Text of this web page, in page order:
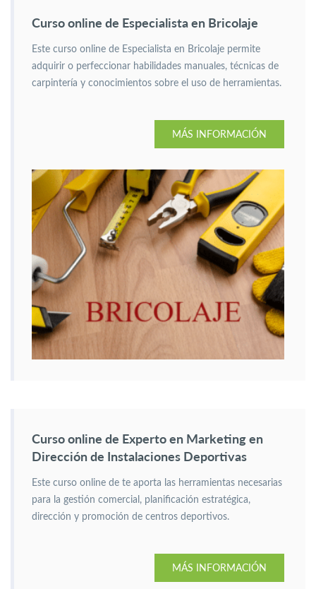
Curso online de Especialista en Bricolaje
Este curso online de Especialista en Bricolaje permite
adquirir o perfeccionar habilidades manuales, técnicas de
carpintería y conocimientos sobre el uso de herramientas.
MÁS INFORMACIÓN
Curso online de Experto en Marketing en
Dirección de Instalaciones Deportivas
Este curso online de te aporta las herramientas necesarias
para la gestión comercial, planificación estratégica,
dirección y promoción de centros deportivos.
MÁS INFORMACIÓN